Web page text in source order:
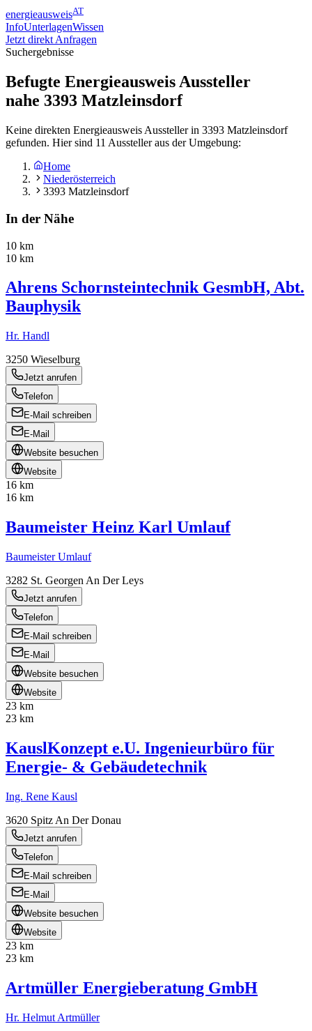
energieausweisAT
InfoUnterlagenWissen
Jetzt direkt Anfragen
Suchergebnisse
Befugte Energieausweis Aussteller
nahe 3393 Matzleinsdorf
Keine direkten Energieausweis Aussteller in 3393 Matzleinsdorf
gefunden. Hier sind 11 Aussteller aus der Umgebung:
Home
Niederösterreich
3393 Matzleinsdorf
In der Nähe
10 km
10 km
Ahrens Schornsteintechnik GesmbH, Abt.
Bauphysik
Hr. Handl
3250 Wieselburg
Jetzt anrufen
Telefon
E-Mail schreiben
E-Mail
Website besuchen
Website
16 km
16 km
Baumeister Heinz Karl Umlauf
Baumeister Umlauf
3282 St. Georgen An Der Leys
Jetzt anrufen
Telefon
E-Mail schreiben
E-Mail
Website besuchen
Website
23 km
23 km
KauslKonzept e.U. Ingenieurbüro für
Energie- & Gebäudetechnik
Ing. Rene Kausl
3620 Spitz An Der Donau
Jetzt anrufen
Telefon
E-Mail schreiben
E-Mail
Website besuchen
Website
23 km
23 km
Artmüller Energieberatung GmbH
Hr. Helmut Artmüller